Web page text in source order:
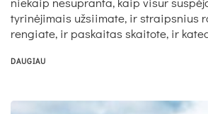
tyrinėjimais užsiimate, ir straipsnius
rengiate, ir paskaitas skaitote, ir
DAUGIAU